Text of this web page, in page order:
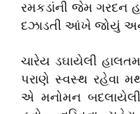
રમકડાંની જેમ ગરદન
દઝાડતી આંખે જોયું
ચારેય ડઘાયેલી
પરાણે સ્વસ્થ રહેવા
એ મનોમન બદલાયેલી